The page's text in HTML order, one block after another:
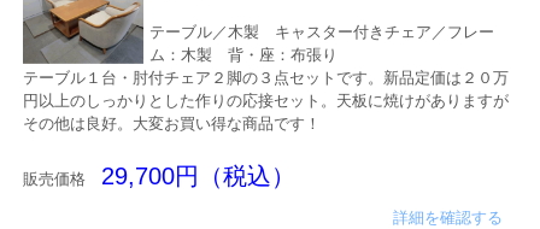
テーブル／木製 キャスター付きチェア／フレー
ム：木製 背・座：布張り
テーブル１台・肘付チェア２脚の３点セットです。新品定価は２０万
円以上のしっかりとした作りの応接セット。天板に焼けがありますが
その他は良好。大変お買い得な商品です！
販売価格 29,700円（税込）
詳細を確認する